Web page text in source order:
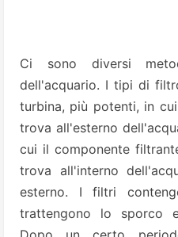
Ci sono diversi
dell'acquario. I tipi di
turbina, più potenti, in
trova all'esterno
cui il componente
trova all'interno
esterno. I filtri
trattengono lo sporco